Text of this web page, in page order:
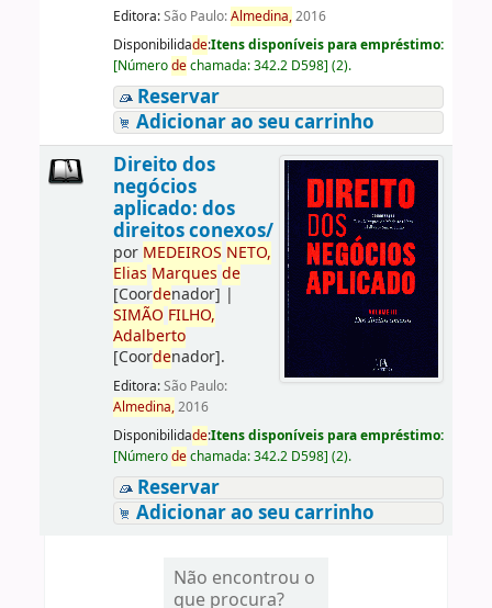
Editora:São Paulo:Almedina,2016
Disponibilidade:Itens disponíveis para empréstimo:
[Númerodechamada:342.2 D598] (2).
Reservar
Adicionar ao seu carrinho
Direito dos
negócios
aplicado: dos
direitos conexos/
por MEDEIROS NETO,
Elias Marques de
[Coordenador] |
SIMÃO FILHO,
Adalberto
[Coordenador].
Editora:São Paulo:
Almedina,2016
Disponibilidade:Itens disponíveis para empréstimo:
[Númerodechamada:342.2 D598] (2).
Reservar
Adicionar ao seu carrinho
Não encontrou o
que procura?